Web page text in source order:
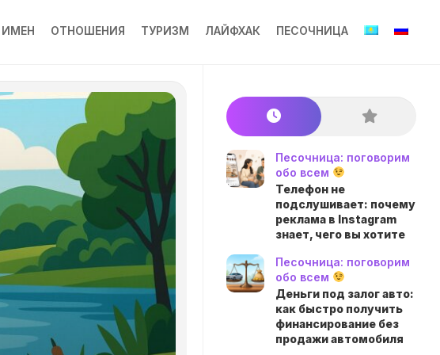
ИМЕН ОТНОШЕНИЯ ТУРИЗМ ЛАЙФХАК ПЕСОЧНИЦА
Песочница: поговорим
обо всем
Телефон не
подслушивает: почему
реклама в Instagram
знает, чего вы хотите
Песочница: поговорим
обо всем
Деньги под залог авто:
как быстро получить
финансирование без
продажи автомобиля